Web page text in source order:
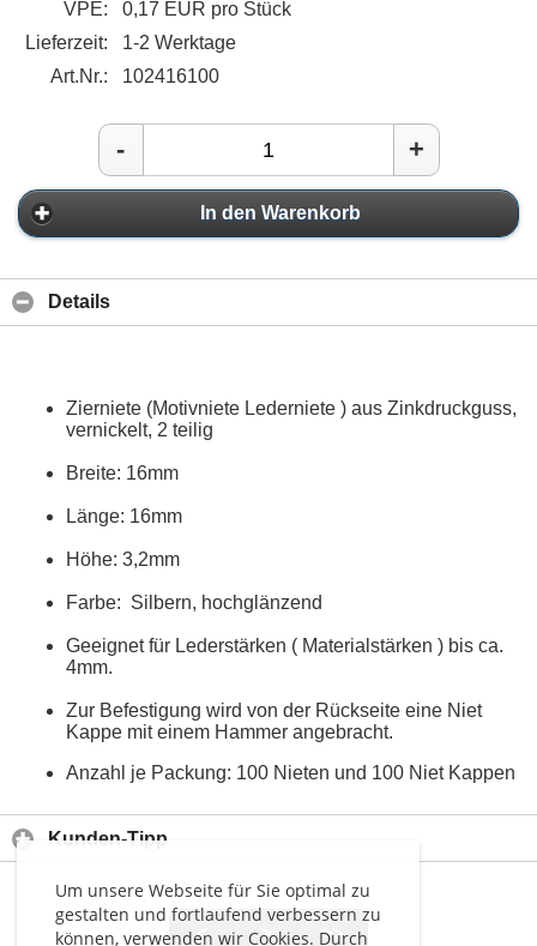
Um unsere Webseite für Sie optimal zu
gestalten und fortlaufend verbessern zu
können, verwenden wir Cookies. Durch
VPE:
0,17 EUR pro Stück
Lieferzeit:
1-2 Werktage
Art.Nr.:
102416100
- +
In den Warenkorb
Details
Zierniete (Motivniete Lederniete ) aus Zinkdruckguss,
vernickelt, 2 teilig
Breite: 16mm
Länge: 16mm
Höhe: 3,2mm
Farbe: Silbern, hochglänzend
Geeignet für Lederstärken ( Materialstärken ) bis ca.
4mm.
Zur Befestigung wird von der Rückseite eine Niet
Kappe mit einem Hammer angebracht.
Anzahl je Packung: 100 Nieten und 100 Niet Kappen
Kunden-Tipp
< > >>